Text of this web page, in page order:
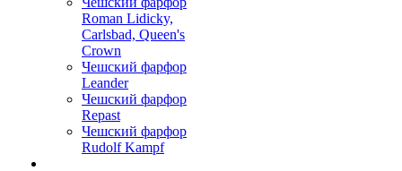
Roman Lidicky,
Carlsbad, Queen's
Crown
Чешский фарфор
Leander
Чешский фарфор
Repast
Чешский фарфор
Rudolf Kampf